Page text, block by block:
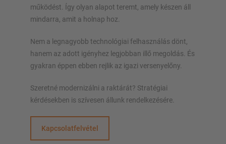
működést. Így olyan alapot teremt, amely készen áll
mindarra, amit a holnap hoz.
Nem a legnagyobb technológiai felhasználás dönt,
hanem az adott igényhez legjobban illő megoldás. És
gyakran éppen ebben rejlik az igazi versenyelőny.
Szeretné modernizálni a raktárát? Stratégiai
kérdésekben is szívesen állunk rendelkezésére.
Kapcsolatfelvétel